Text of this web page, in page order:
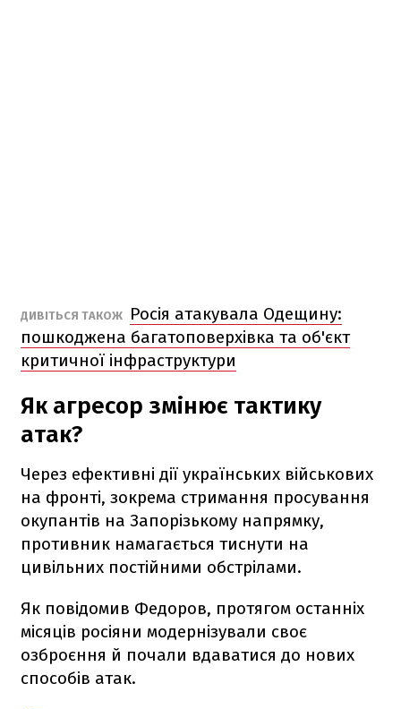
ДИВІТЬСЯ ТАКОЖ
Росія атакувала Одещину:
пошкоджена багатоповерхівка та об'єкт
критичної інфраструктури
Як агресор змінює тактику
атак?
Через ефективні дії українських військових
на фронті, зокрема стримання просування
окупантів на Запорізькому напрямку,
противник намагається тиснути на
цивільних постійними обстрілами.
Як повідомив Федоров, протягом останніх
місяців росіяни модернізували своє
озброєння й почали вдаватися до нових
способів атак.